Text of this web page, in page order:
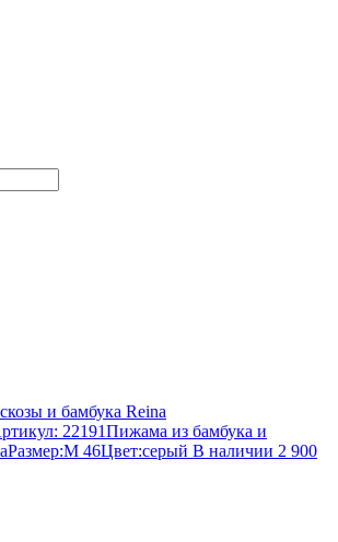
и бамбука Reina
22191Пижама из бамбука и
Размер:M 46Цвет:серый В наличии 2 900